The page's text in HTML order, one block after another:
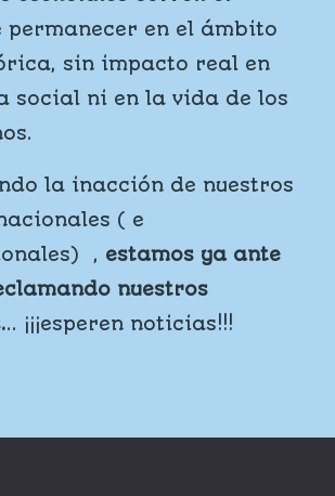
permanecer en el ámbito
sin impacto real en
social ni en la vida de los
la inacción de nuestros
( e
, estamos ya ante
nuestros
.. ¡¡¡esperen noticias!!!